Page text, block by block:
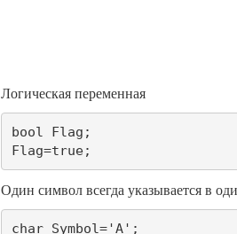
Логическая переменная
bool Flag;
Flag=true;
Один символ всегда указывается в
char Symbol='A';